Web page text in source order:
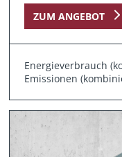
ZUM ANGEBOT
Energieverbrauch
Emissionen